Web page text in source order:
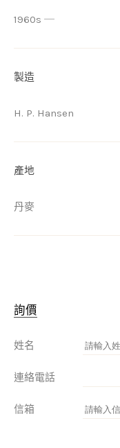
1960s ─
製造
H. P. Hansen
產地
丹麥
詢價
姓名
連絡電話
信箱